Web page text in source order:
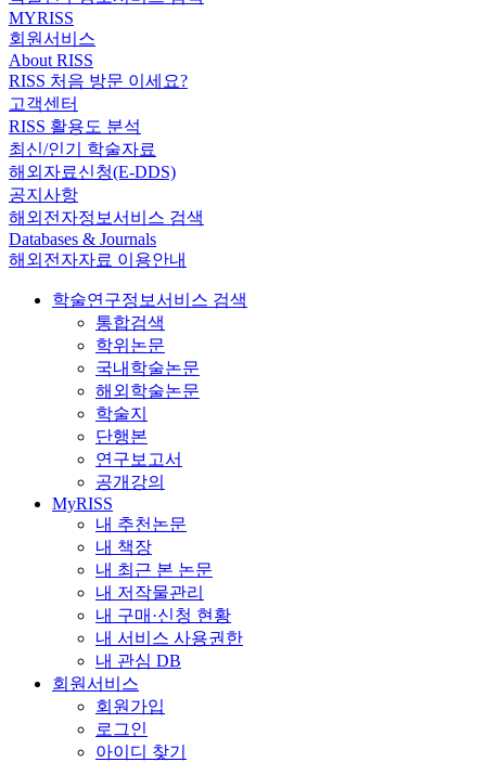
MYRISS
회원서비스
About RISS
RISS 처음 방문 이세요?
고객센터
RISS 활용도 분석
최신/인기 학술자료
해외자료신청(E-DDS)
공지사항
해외전자정보서비스 검색
Databases & Journals
해외전자자료 이용안내
학술연구정보서비스 검색
통합검색
학위논문
국내학술논문
해외학술논문
학술지
단행본
연구보고서
공개강의
MyRISS
내 추천논문
내 책장
내 최근 본 논문
내 저작물관리
내 구매·신청 현황
내 서비스 사용권한
내 관심 DB
회원서비스
회원가입
로그인
아이디 찾기